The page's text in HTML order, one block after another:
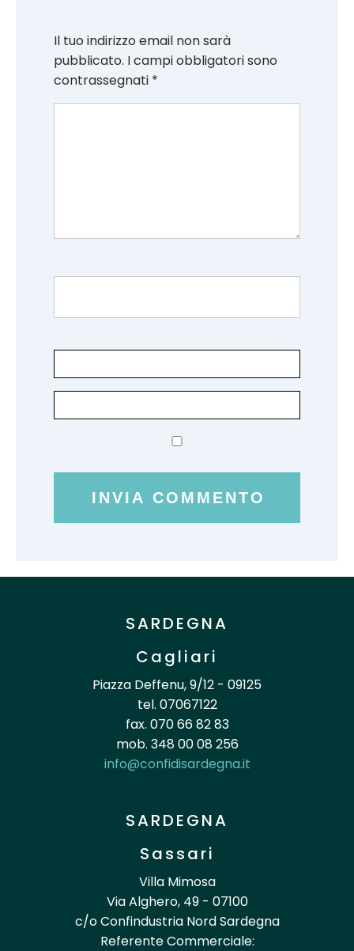
Il tuo indirizzo email non sarà
pubblicato. I campi obbligatori sono
contrassegnati *
SARDEGNA
Cagliari
Piazza Deffenu, 9/12 - 09125
tel. 07067122
fax. 070 66 82 83
mob. 348 00 08 256
info@confidisardegna.it
SARDEGNA
Sassari
Villa Mimosa
Via Alghero, 49 - 07100
c/o Confindustria Nord Sardegna
Referente Commerciale: